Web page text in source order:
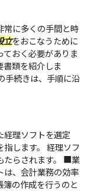
常に多くの手間と時
立をおこなうために
おく必要がありま
類を紹介しま
手続きは、手順に沿
経理ソフトを選定
指します。 経理ソフ
たらされます。 ■業
は、会計業務の効率
の作成を行うのと